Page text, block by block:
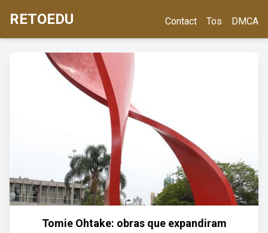
RETOEDU Contact Tos DMCA
Tomie Ohtake: obras que expandiram